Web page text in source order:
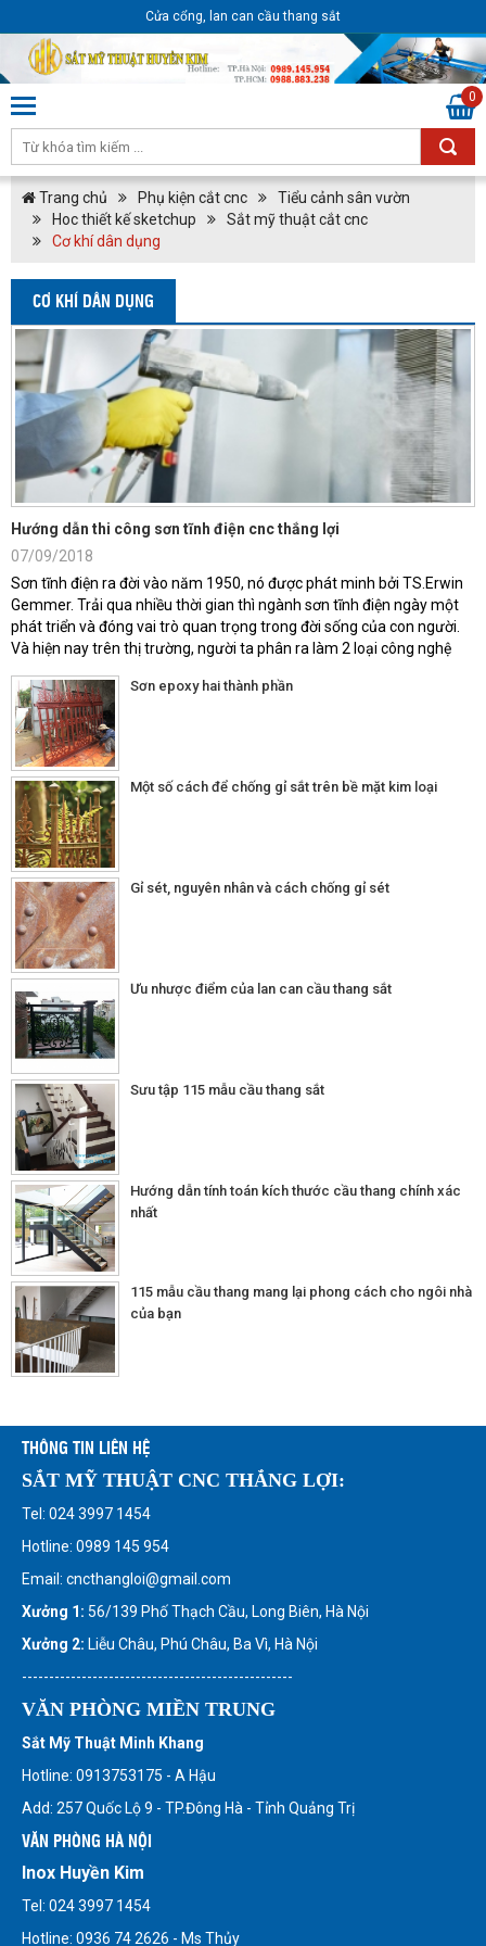
Cửa cổng, lan can cầu thang sắt
0
Trang chủ Phụ kiện cắt cnc
Tiểu cảnh sân vườn
Hoc thiết kế sketchup
Sắt mỹ thuật cắt cnc
Cơ khí dân dụng
CƠ KHÍ DÂN DỤNG
Hướng dẫn thi công sơn tĩnh điện cnc thắng lợi
07/09/2018
Sơn tĩnh điện ra đời vào năm 1950, nó được phát minh bởi TS.Erwin
Gemmer. Trải qua nhiều thời gian thì ngành sơn tĩnh điện ngày một
phát triển và đóng vai trò quan trọng trong đời sống của con người.
Và hiện nay trên thị trường, người ta phân ra làm 2 loại công nghệ
điểm...
Sơn epoxy hai thành phần
Một số cách để chống gỉ sắt trên bề mặt kim loại
Gỉ sét, nguyên nhân và cách chống gỉ sét
Ưu nhược điểm của lan can cầu thang sắt
Sưu tập 115 mẫu cầu thang sắt
Hướng dẫn tính toán kích thước cầu thang chính xác
nhất
115 mẫu cầu thang mang lại phong cách cho ngôi nhà
của bạn
THÔNG TIN LIÊN HỆ
SẮT MỸ THUẬT CNC THẮNG LỢI:
Tel: 024 3997 1454
Hotline: 0989 145 954
Email: cncthangloi@gmail.com
Xưởng 1: 56/139 Phố Thạch Cầu, Long Biên, Hà Nội
Xưởng 2: Liễu Châu, Phú Châu, Ba Vì, Hà Nội
--------------------------------------------------
VĂN PHÒNG MIỀN TRUNG
Sắt Mỹ Thuật Minh Khang
Hotline: 0913753175 - A Hậu
Add: 257 Quốc Lộ 9 - TP.Đông Hà - Tỉnh Quảng Trị
VĂN PHÒNG HÀ NỘI
Inox Huyền Kim
Tel: 024 3997 1454
Hotline: 0936 74 2626 - Ms Thủy